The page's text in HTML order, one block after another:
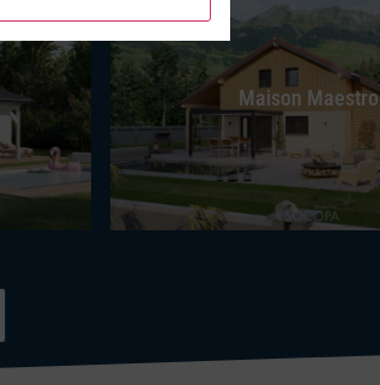
Maison Maestro